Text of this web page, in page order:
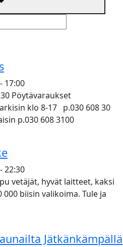
- 17:00
Pöytävaraukset
klo 8-17 p.030 608 30
p.030 608 3100
-22:30
vetäjät, hyvät laitteet, kaksi
biisin valikoima. Tule ja
Jätkänkämpällä